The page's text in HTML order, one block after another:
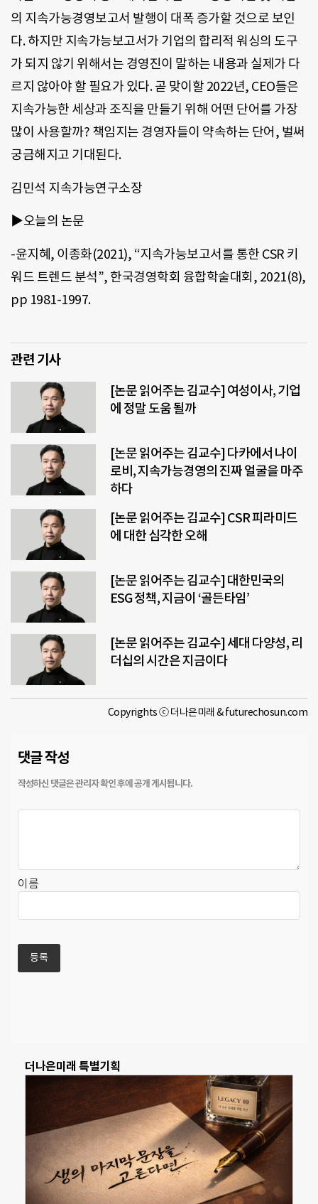
의 지속가능경영보고서 발행이 대폭 증가할 것으로 보인
다. 하지만 지속가능보고서가 기업의 합리적 워싱의 도구
가 되지 않기 위해서는 경영진이 말하는 내용과 실제가 다
르지 않아야 할 필요가 있다. 곧 맞이할 2022년, CEO들은
지속가능한 세상과 조직을 만들기 위해 어떤 단어를 가장
많이 사용할까? 책임지는 경영자들이 약속하는 단어, 벌써
궁금해지고 기대된다.
김민석 지속가능연구소장
▶오늘의 논문
-윤지혜, 이종화(2021), “지속가능보고서를 통한 CSR 키
워드 트렌드 분석”, 한국경영학회 융합학술대회, 2021(8),
pp 1981-1997.
관련 기사
[논문 읽어주는 김교수] 여성이사, 기업
에 정말 도움 될까
[논문 읽어주는 김교수] 다카에서 나이
로비, 지속가능경영의 진짜 얼굴을 마주
하다
[논문 읽어주는 김교수] CSR 피라미드
에 대한 심각한 오해
[논문 읽어주는 김교수] 대한민국의
ESG 정책, 지금이 ‘골든타임’
[논문 읽어주는 김교수] 세대 다양성, 리
더십의 시간은 지금이다
Copyrights ⓒ 더나은미래 & futurechosun.com
댓글 작성
이름
더나은미래 특별기획